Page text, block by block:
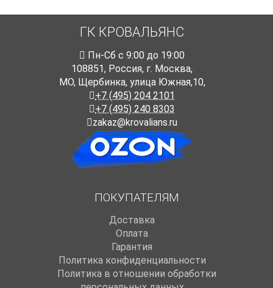
ГК КРОВАЛЬЯНС
Пн-Cб с 9:00 до 19:00
108851, Россия, г. Москва,
МО, Щербинка, улица Южная,10,
+7 (495) 204 2101
+7 (495) 240 8303
zakaz@krovalians.ru
ПОКУПАТЕЛЯМ
Доставка
Оплата
Гарантия
Политика конфиденциальности
Политика в отношении обработки